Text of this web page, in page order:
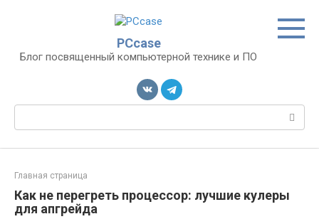
PCcase
Блог посвященный компьютерной технике и ПО
Поиск:
Главная страница
Как не перегреть процессор: лучшие кулеры
для апгрейда